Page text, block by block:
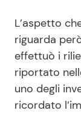
L’aspetto
riguarda
effettuò i
riportato
uno degli
ricordato